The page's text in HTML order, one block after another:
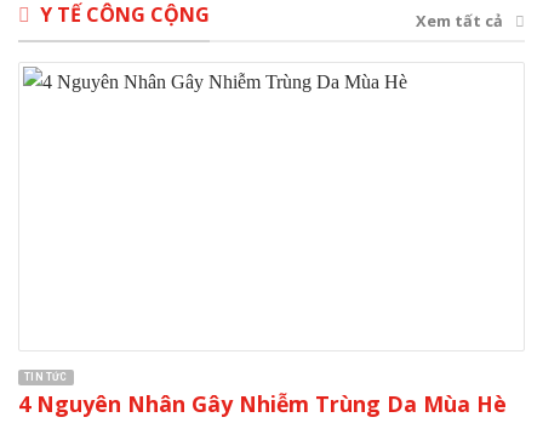
Y TẾ CÔNG CỘNG Xem tất cả
TIN TỨC
4 Nguyên Nhân Gây Nhiễm Trùng Da Mùa Hè